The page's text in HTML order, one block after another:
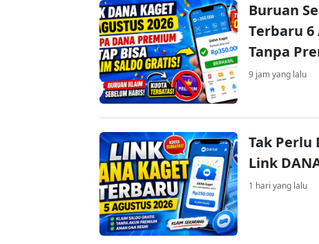
Buruan
Terbaru 6
Tanpa
9 jam yang lalu
Tak Perlu
Link
1 hari yang lalu